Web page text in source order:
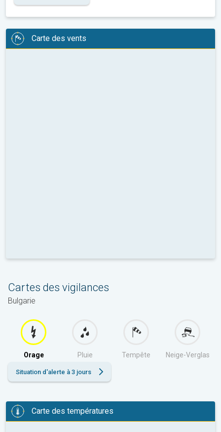
Carte des vents
Cartes des vigilances
Bulgarie
Orage Pluie Tempête Neige-Verglas
Situation d'alerte à 3 jours
Carte des températures